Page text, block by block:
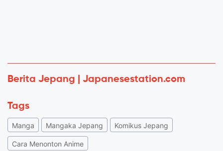
Berita Jepang | Japanesestation.com
Tags
Manga Mangaka Jepang Komikus Jepang
Cara Menonton Anime